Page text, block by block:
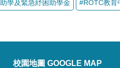
校園地圖 GOOGLE MAP